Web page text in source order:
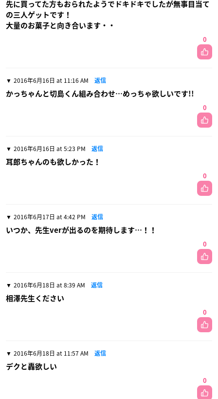
先に買ってた方もおられたようでドキドキでしたが無事目当て
の三人ゲットです！
大量のお菓子と向き合います・・
0
2016年6月16日 at 11:16 AM 返信
かっちゃんと切島くん組み合わせ…めっちゃ欲しいです!!
0
2016年6月16日 at 5:23 PM 返信
耳郎ちゃんのも欲しかった！
0
2016年6月17日 at 4:42 PM 返信
いつか、先生verが出るのを期待します…！！
0
2016年6月18日 at 8:39 AM 返信
相澤先生ください
0
2016年6月18日 at 11:57 AM 返信
デクと轟欲しい
0